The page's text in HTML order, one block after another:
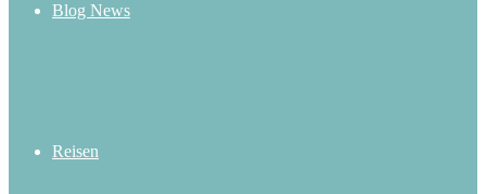
Blog News
Reisen